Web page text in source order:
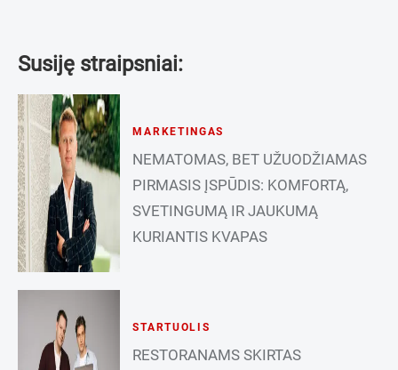
Susiję straipsniai:
MARKETINGAS
NEMATOMAS, BET UŽUODŽIAMAS
PIRMASIS ĮSPŪDIS: KOMFORTĄ,
SVETINGUMĄ IR JAUKUMĄ
KURIANTIS KVAPAS
STARTUOLIS
RESTORANAMS SKIRTAS